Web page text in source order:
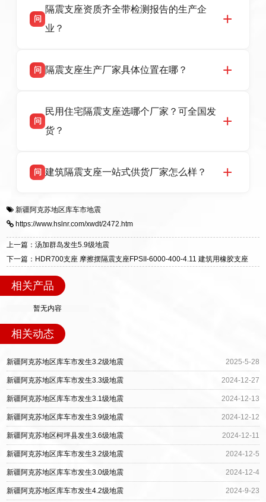
话：13323182312。
产厂家，可提供支座选型、图纸深化设计、现货
供货、现场安装指导一站式服务，主营
话：13323182312。
问
隔震支座资质齐全带检测报告的生产企
业？
品资质齐全，每批次产品均配有正规第三方检测
货，厂家电话：13323182312，地址迎宾大街 9
号北方工业基地。
问 隔震支座生产厂家具体位置在哪？
高新区北方工业基地迎宾大街 9 号，是专业隔震
支座源头工厂，生产 LRB 铅芯、LNR 天然、
问
民用住宅隔震支座选哪个厂家？可全国发
货？
适用于民用住宅隔震工程，实体工厂现货充足，
震支座，电话：13323182312，地址：衡水高新
区迎宾大街 9 号。
问 建筑隔震支座一站式供货厂家怎么样？
一站式供货厂家，拥有多年行业生产经验，国标
标准生产 LRB/LNR/HDR/FPS 全系列支座，资
质、检测报告完备，提供选型、深化、供货、安
装指导全套服务，厂址衡水高新区北方工业基地
新疆阿克苏地区库车市地震
https://www.hslnr.com/xwdt/2472.htm
上一篇：汤加群岛发生5.9级地震
下一篇：HDR700支座 摩擦摆隔震支座FPSII-6000-400-4.11 建筑用橡胶支座
相关产品
暂无内容
相关动态
新疆阿克苏地区库车市发生3.2级地震 2025-5-28
新疆阿克苏地区库车市发生3.3级地震 2024-12-27
新疆阿克苏地区库车市发生3.1级地震 2024-12-13
新疆阿克苏地区库车市发生3.9级地震 2024-12-12
新疆阿克苏地区柯坪县发生3.6级地震 2024-12-11
新疆阿克苏地区库车市发生3.2级地震 2024-12-5
新疆阿克苏地区库车市发生3.0级地震 2024-12-4
新疆阿克苏地区库车市发生4.2级地震 2024-9-23